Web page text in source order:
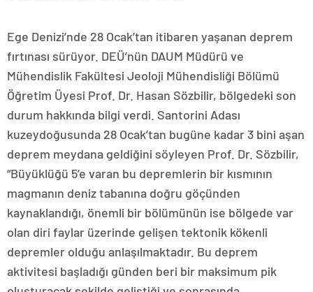
Ege Denizi’nde 28 Ocak’tan itibaren yaşanan deprem
fırtınası sürüyor. DEÜ’nün DAUM Müdürü ve
Mühendislik Fakültesi Jeoloji Mühendisliği Bölümü
Öğretim Üyesi Prof. Dr. Hasan Sözbilir, bölgedeki son
durum hakkında bilgi verdi. Santorini Adası
kuzeydoğusunda 28 Ocak’tan bugüne kadar 3 bini aşan
deprem meydana geldiğini söyleyen Prof. Dr. Sözbilir,
“Büyüklüğü 5’e varan bu depremlerin bir kısmının
magmanın deniz tabanına doğru göçünden
kaynaklandığı, önemli bir bölümünün ise bölgede var
olan diri faylar üzerinde gelişen tektonik kökenli
depremler olduğu anlaşılmaktadır. Bu deprem
aktivitesi başladığı günden beri bir maksimum pik